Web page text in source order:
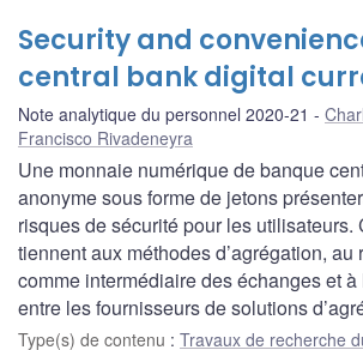
Security and
central bank digital
Note analytique du personnel 2020-21
Francisco Rivadeneyra
Une monnaie numérique de banque
anonyme sous forme de jetons
risques de sécurité pour les utilisateurs.
tiennent aux méthodes d’agrégation, au
comme intermédiaire des échanges et
entre les fournisseurs de solutions
Type(s) de contenu : Travaux de recherche